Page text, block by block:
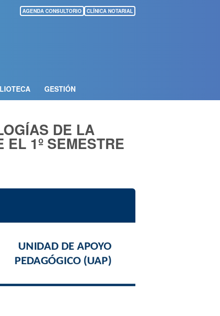
AGENDA CONSULTORIO CLÍNICA NOTARIAL
GESTIÓN
DE LA
EL 1º SEMESTRE